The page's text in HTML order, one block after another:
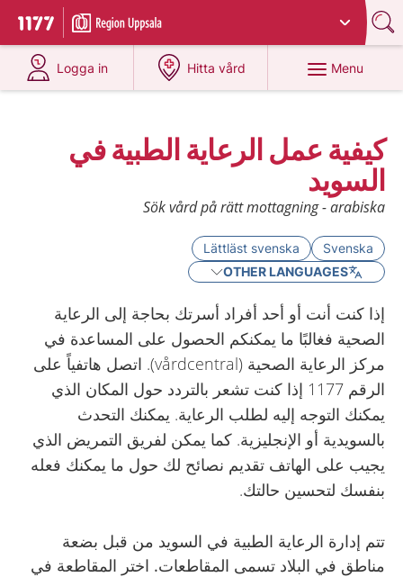
To start page for 1177
Du har valt region
Logga in
at 1177.se
Hitta vård
at 1177.se
Menu
كيفية عمل الرعاية الطبية في
السويد
Sök vård på rätt mottagning - arabiska
Svenska
Lättläst svenska
OTHER LANGUAGES
إذا كنت أنت أو أحد أفراد أسرتك بحاجة إلى الرعاية
الصحية فغالبًا ما يمكنكم الحصول على المساعدة في
مركز الرعاية الصحية (vårdcentral). اتصل هاتفياً على
الرقم 1177 إذا كنت تشعر بالتردد حول المكان الذي
يمكنك التوجه إليه لطلب الرعاية. يمكنك التحدث
بالسويدية أو الإنجليزية. كما يمكن لفريق التمريض الذي
يجيب على الهاتف تقديم نصائح لك حول ما يمكنك فعله
بنفسك لتحسين حالتك.
تتم إدارة الرعاية الطبية في السويد من قبل بضعة
مناطق في البلاد تسمى المقاطعات. اختر المقاطعة في